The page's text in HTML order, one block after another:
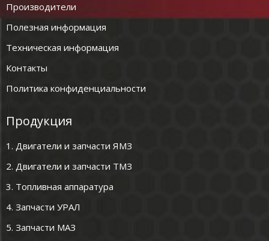
Производители
Полезная информация
Техническая информация
Контакты
Политика конфиденциальности
Продукция
1. Двигатели и запчасти ЯМЗ
2. Двигатели и запчасти ТМЗ
3. Топливная аппаратура
4. Запчасти УРАЛ
5. Запчасти МАЗ